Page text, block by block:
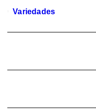
Variedades